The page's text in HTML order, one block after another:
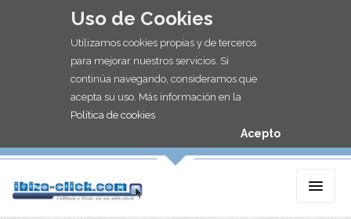
Uso de Cookies
Utilizamos cookies propias y de terceros
para mejorar nuestros servicios. Si
continúa navegando, consideramos que
acepta su uso. Más información en la
Política de cookies
Acepto